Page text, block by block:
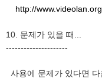
http://
10. 문제가 있을 때...
---------------------
사용에 문제가 있다면